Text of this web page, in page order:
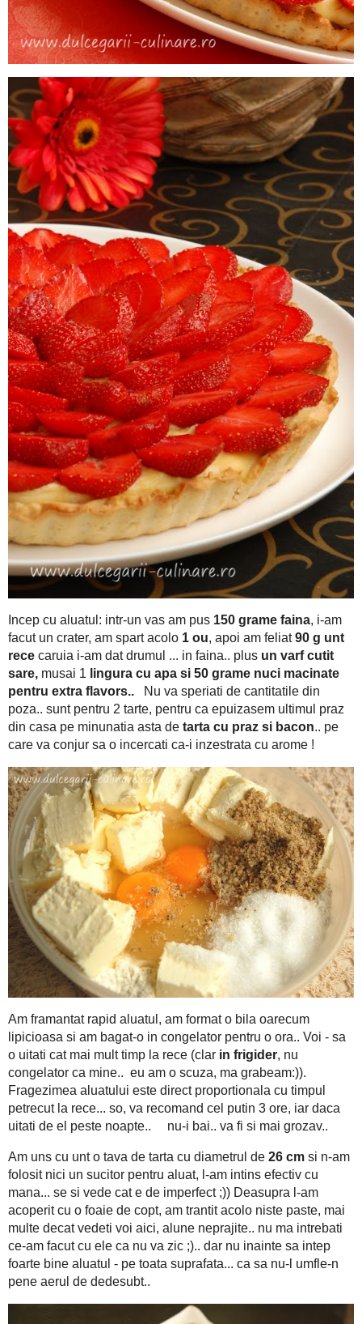
Incep cu aluatul: intr-un vas am pus150 grame faina
apoi am feliat90 g unt rececaruia i-am dat drumul ... in
lingura cu apa si 50 grame nuci macinate pentru
din poza.. sunt pentru 2 tarte, pentru ca epuizasem ultimul
cu praz si bacon.. pe care va conjur sa o incercati ca-i